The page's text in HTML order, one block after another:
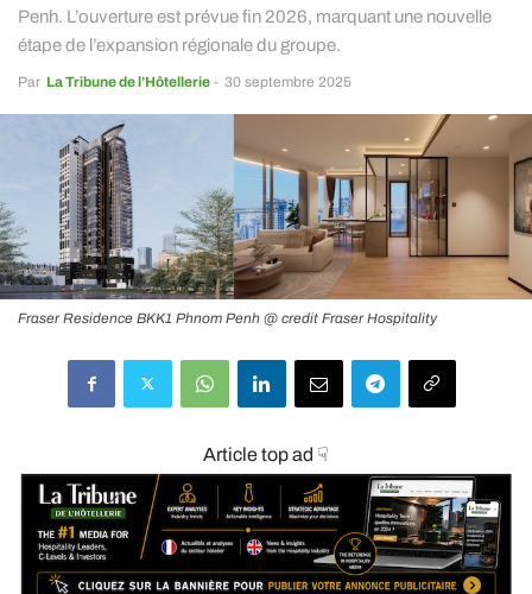
Penh. L’ouverture est prévue fin 2026, marquant une nouvelle
étape de l’expansion régionale du groupe.
Par La Tribune de l’Hôtellerie - 30 septembre 2025
Fraser Residence BKK1 Phnom Penh @ credit Fraser Hospitality
Article top ad ☟